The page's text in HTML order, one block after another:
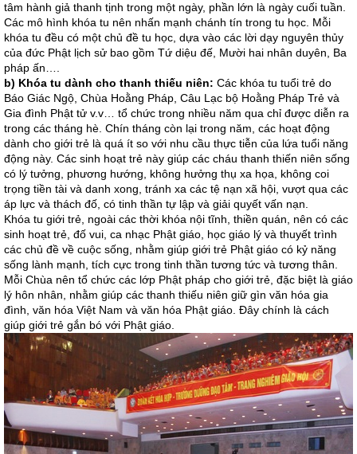
tâm hành giả thanh tịnh trong một ngày, phần lớn là ngày cuối tuần.
Các mô hình khóa tu nên nhấn mạnh chánh tín trong tu học. Mỗi
khóa tu đều có một chủ đề tu học, dựa vào các lời dạy nguyên thủy
của đức Phật lịch sử bao gồm Tứ diệu đế, Mười hai nhân duyên, Ba
pháp ấn….
b) Khóa tu dành cho thanh thiếu niên: Các khóa tu tuổi trẻ do
Báo Giác Ngộ, Chùa Hoằng Pháp, Câu Lạc bộ Hoằng Pháp Trẻ và
Gia đình Phật tử v.v… tổ chức trong nhiều năm qua chỉ được diễn ra
trong các tháng hè. Chín tháng còn lại trong năm, các hoạt động
dành cho giới trẻ là quá ít so với nhu cầu thực tiễn của lứa tuổi năng
động này. Các sinh hoạt trẻ này giúp các cháu thanh thiến niên sống
có lý tưởng, phương hướng, không hưởng thụ xa họa, không coi
trọng tiền tài và danh xong, tránh xa các tệ nạn xã hội, vượt qua các
áp lực và thách đố, có tinh thần tự lập và giải quyết vấn nạn.
Khóa tu giới trẻ, ngoài các thời khóa nội tĩnh, thiền quán, nên có các
sinh hoạt trẻ, đố vui, ca nhạc Phật giáo, học giáo lý và thuyết trình
các chủ đề về cuộc sống, nhằm giúp giới trẻ Phật giáo có kỷ năng
sống lành mạnh, tích cực trong tinh thần tương tức và tương thân.
Mỗi Chùa nên tổ chức các lớp Phật pháp cho giới trẻ, đặc biệt là giáo
lý hôn nhân, nhằm giúp các thanh thiếu niên giữ gìn văn hóa gia
đình, văn hóa Việt Nam và văn hóa Phật giáo. Đây chính là cách
giúp giới trẻ gắn bó với Phật giáo.